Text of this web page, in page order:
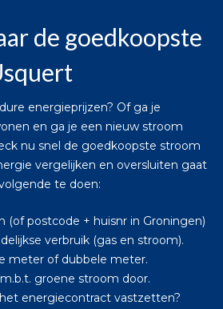
de goedkoopste
energieprijzen? Of ga je
en ga je een nieuw stroom
nu snel de goedkoopste stroom
vergelijken en oversluiten gaat
te doen:
(of postcode + huisnr in Groningen)
verbruik (gas en stroom).
meter of dubbele meter.
groene stroom door.
energiecontract vastzetten?